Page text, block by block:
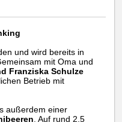
und wird bereits in
mit Oma und
Franziska Schulze
Betrieb mit
außerdem einer
. Auf rund 2,5